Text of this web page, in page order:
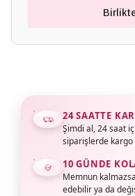
24 SAATTE
Şimdi al, 24 saat
siparişlerde kargo
10 GÜNDE
Memnun
edebilir ya da